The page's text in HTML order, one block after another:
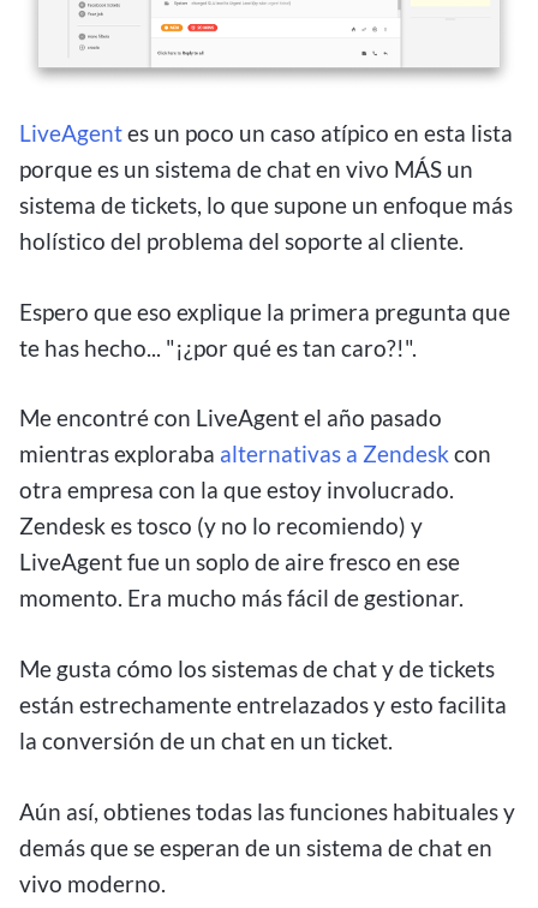
LiveAgentes un poco un caso atípico en esta lista
porque es un sistema de chat en vivo MÁS un
sistema de tickets, lo que supone un enfoque más
holístico del problema del soporte al cliente.
Espero que eso explique la primera pregunta que
te has hecho... "¡¿por qué es tan caro?!".
Me encontré con LiveAgent el año pasado
mientras exploraba alternativas a Zendesk con
otra empresa con la que estoy involucrado.
Zendesk es tosco (y no lo recomiendo) y
LiveAgent fue un soplo de aire fresco en ese
momento. Era mucho más fácil de gestionar.
Me gusta cómo los sistemas de chat y de tickets
están estrechamente entrelazados y esto facilita
la conversión de un chat en un ticket.
Aún así, obtienes todas las funciones habituales y
demás que se esperan de un sistema de chat en
vivo moderno.